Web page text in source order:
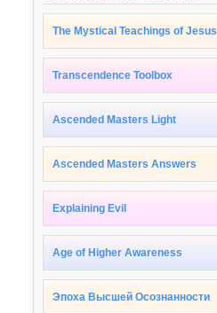
The Mystical Teachings of Jesus
Transcendence Toolbox
Ascended Masters Light
Ascended Masters Answers
Explaining Evil
Age of Higher Awareness
Эпоха Высшей Осознанности